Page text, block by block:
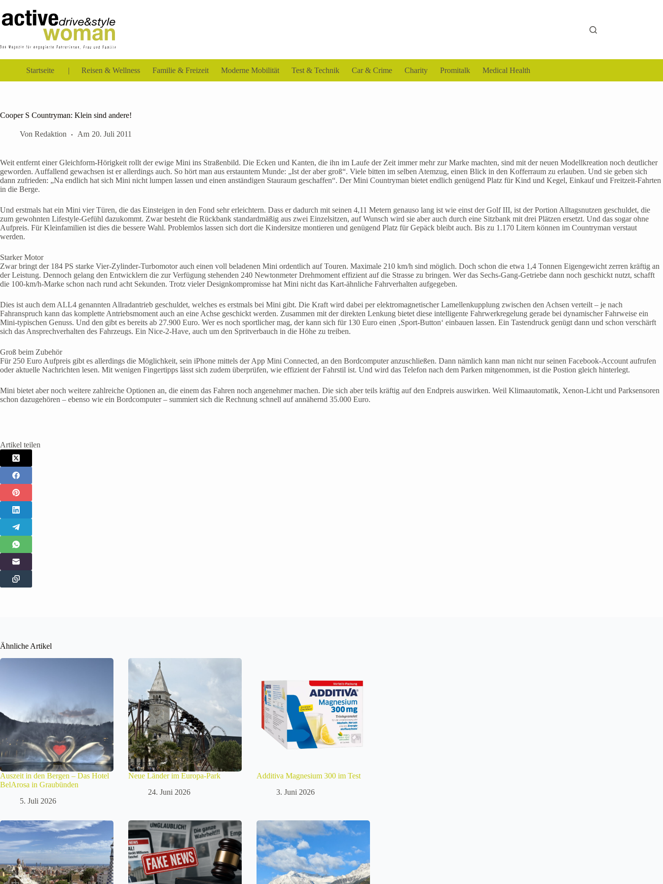
Inhalt
springen
Startseite Reisen & Wellness Familie & Freizeit Moderne Mobilität Test & Technik Car & Crime Charity Promitalk Medical Health
Cooper S Countryman: Klein sind andere!
Von Redaktion Am 20. Juli 2011
Weit entfernt einer Gleichform-Hörigkeit rollt der ewige Mini ins Straßenbild. Die Ecken und Kanten, die ihn im Laufe der Zeit immer mehr zur Marke machten, sind mit der neuen Modellkreation noch deutlicher
geworden. Auffallend gewachsen ist er allerdings auch. So hört man aus erstauntem Munde: „Ist der aber groß“. Viele bitten im selben Atemzug, einen Blick in den Kofferraum zu erlauben. Und sie geben sich
dann zufrieden: „Na endlich hat sich Mini nicht lumpen lassen und einen anständigen Stauraum geschaffen“. Der Mini Countryman bietet endlich genügend Platz für Kind und Kegel, Einkauf und Freitzeit-Fahrten
in die Berge.
Und erstmals hat ein Mini vier Türen, die das Einsteigen in den Fond sehr erleichtern. Dass er dadurch mit seinen 4,11 Metern genauso lang ist wie einst der Golf III, ist der Portion Alltagsnutzen geschuldet, die
zum gewohnten Lifestyle-Gefühl dazukommt. Zwar besteht die Rückbank standardmäßig aus zwei Einzelsitzen, auf Wunsch wird sie aber auch durch eine Sitzbank mit drei Plätzen ersetzt. Und das sogar ohne
Aufpreis. Für Kleinfamilien ist dies die bessere Wahl. Problemlos lassen sich dort die Kindersitze montieren und genügend Platz für Gepäck bleibt auch. Bis zu 1.170 Litern können im Countryman verstaut
werden.
Starker Motor
Zwar bringt der 184 PS starke Vier-Zylinder-Turbomotor auch einen voll beladenen Mini ordentlich auf Touren. Maximale 210 km/h sind möglich. Doch schon die etwa 1,4 Tonnen Eigengewicht zerren kräftig an
der Leistung. Dennoch gelang den Entwicklern die zur Verfügung stehenden 240 Newtonmeter Drehmoment effizient auf die Strasse zu bringen. Wer das Sechs-Gang-Getriebe dann noch geschickt nutzt, schafft
die 100-km/h-Marke schon nach rund acht Sekunden. Trotz vieler Designkompromisse hat Mini nicht das Kart-ähnliche Fahrverhalten aufgegeben.
Dies ist auch dem ALL4 genannten Allradantrieb geschuldet, welches es erstmals bei Mini gibt. Die Kraft wird dabei per elektromagnetischer Lamellenkupplung zwischen den Achsen verteilt – je nach
Fahranspruch kann das komplette Antriebsmoment auch an eine Achse geschickt werden. Zusammen mit der direkten Lenkung bietet diese intelligente Fahrwerkregelung gerade bei dynamischer Fahrweise ein
Mini-typischen Genuss. Und den gibt es bereits ab 27.900 Euro. Wer es noch sportlicher mag, der kann sich für 130 Euro einen ‚Sport-Button‘ einbauen lassen. Ein Tastendruck genügt dann und schon verschärft
sich das Ansprechverhalten des Fahrzeugs. Ein Nice-2-Have, auch um den Spritverbauch in die Höhe zu treiben.
Groß beim Zubehör
Für 250 Euro Aufpreis gibt es allerdings die Möglichkeit, sein iPhone mittels der App Mini Connected, an den Bordcomputer anzuschließen. Dann nämlich kann man nicht nur seinen Facebook-Account aufrufen
oder aktuelle Nachrichten lesen. Mit wenigen Fingertipps lässt sich zudem überprüfen, wie effizient der Fahrstil ist. Und wird das Telefon nach dem Parken mitgenommen, ist die Postion gleich hinterlegt.
Mini bietet aber noch weitere zahlreiche Optionen an, die einem das Fahren noch angenehmer machen. Die sich aber teils kräftig auf den Endpreis auswirken. Weil Klimaautomatik, Xenon-Licht und Parksensoren
schon dazugehören – ebenso wie ein Bordcomputer – summiert sich die Rechnung schnell auf annähernd 35.000 Euro.
Artikel teilen
Ähnliche Artikel
Auszeit in den Bergen – Das Hotel
BelArosa in Graubünden
5. Juli 2026
Neue Länder im Europa-Park
24. Juni 2026
Additiva Magnesium 300 im Test
3. Juni 2026